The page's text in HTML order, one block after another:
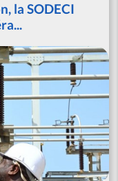
la SODECI